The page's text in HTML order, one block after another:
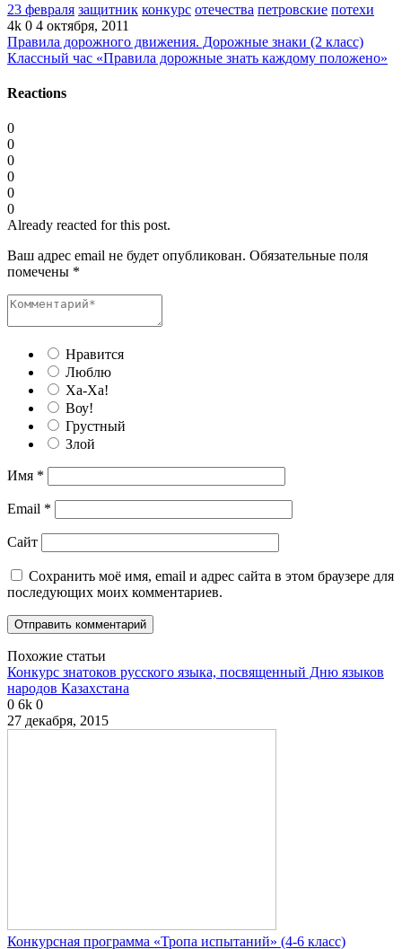
23 февраля защитник конкурс отечества петровские потехи
4k 0 4 октября, 2011
Правила дорожного движения. Дорожные знаки (2 класс)
Классный час «Правила дорожные знать каждому положено»
Reactions
0
0
0
0
0
0
Already reacted for this post.
Ваш адрес email не будет опубликован. Обязательные поля
помечены *
Нравится
Люблю
Ха-Ха!
Воу!
Грустный
Злой
Имя *
Email *
Сайт
Сохранить моё имя, email и адрес сайта в этом браузере для
последующих моих комментариев.
Похожие статьи
Конкурс знатоков русского языка, посвященный Дню языков
народов Казахстана
0 6k 0
27 декабря, 2015
Конкурсная программа «Тропа испытаний» (4-6 класс)